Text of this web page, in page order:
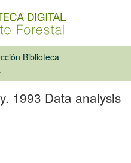
Biblioteca
1993 Data analysis